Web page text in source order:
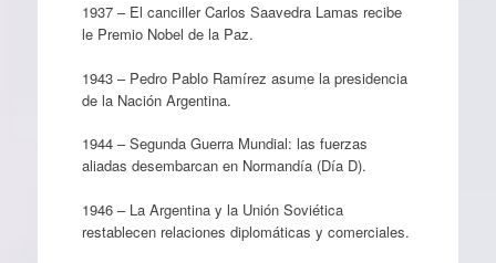
1937 – El canciller Carlos Saavedra Lamas recibe
le Premio Nobel de la Paz.
1943 – Pedro Pablo Ramírez asume la presidencia
de la Nación Argentina.
1944 – Segunda Guerra Mundial: las fuerzas
aliadas desembarcan en Normandía (Día D).
1946 – La Argentina y la Unión Soviética
restablecen relaciones diplomáticas y comerciales.